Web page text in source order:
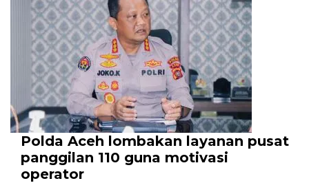
Polda Aceh lombakan layanan pusat
panggilan 110 guna motivasi
operator